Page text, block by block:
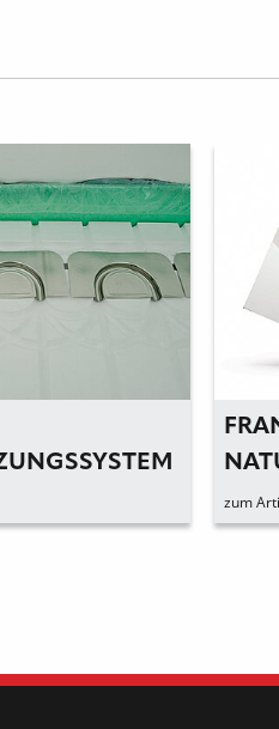
ALS
zum Artikel